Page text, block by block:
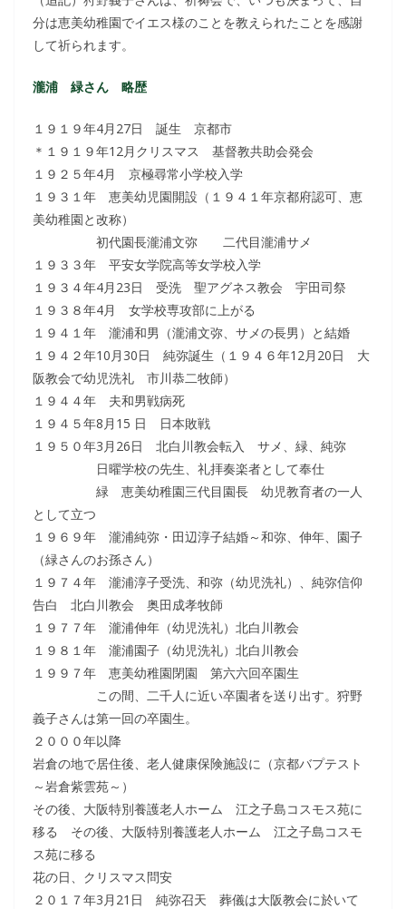
分は恵美幼稚園でイエス様のことを教えられたことを感謝
して祈られます。
瀧浦 緑さん 略歴
１９１９年4月27日 誕生 京都市
＊１９１９年12月クリスマス 基督教共助会発会
１９２５年4月 京極尋常小学校入学
１９３１年 恵美幼児園開設（１９４１年京都府認可、恵
美幼稚園と改称）
初代園長瀧浦文弥 二代目瀧浦サメ
１９３３年 平安女学院高等女学校入学
１９３４年4月23日 受洗 聖アグネス教会 宇田司祭
１９３８年4月 女学校専攻部に上がる
１９４１年 瀧浦和男（瀧浦文弥、サメの長男）と結婚
１９４２年10月30日 純弥誕生（１９４６年12月20日 大
阪教会で幼児洗礼 市川恭二牧師）
１９４４年 夫和男戦病死
１９４５年8月15 日 日本敗戦
１９５０年3月26日 北白川教会転入 サメ、緑、純弥
日曜学校の先生、礼拝奏楽者として奉仕
緑 恵美幼稚園三代目園長 幼児教育者の一人
として立つ
１９６９年 瀧浦純弥・田辺淳子結婚～和弥、伸年、園子
（緑さんのお孫さん）
１９７４年 瀧浦淳子受洗、和弥（幼児洗礼）、純弥信仰
告白 北白川教会 奥田成孝牧師
１９７７年 瀧浦伸年（幼児洗礼）北白川教会
１９８１年 瀧浦園子（幼児洗礼）北白川教会
１９９７年 恵美幼稚園閉園 第六六回卒園生
この間、二千人に近い卒園者を送り出す。狩野
義子さんは第一回の卒園生。
２０００年以降
岩倉の地で居住後、老人健康保険施設に（京都バプテスト
～岩倉紫雲苑～）
その後、大阪特別養護老人ホーム 江之子島コスモス苑に
移る その後、大阪特別養護老人ホーム 江之子島コスモ
ス苑に移る
花の日、クリスマス問安
２０１７年3月21日 純弥召天 葬儀は大阪教会に於いて